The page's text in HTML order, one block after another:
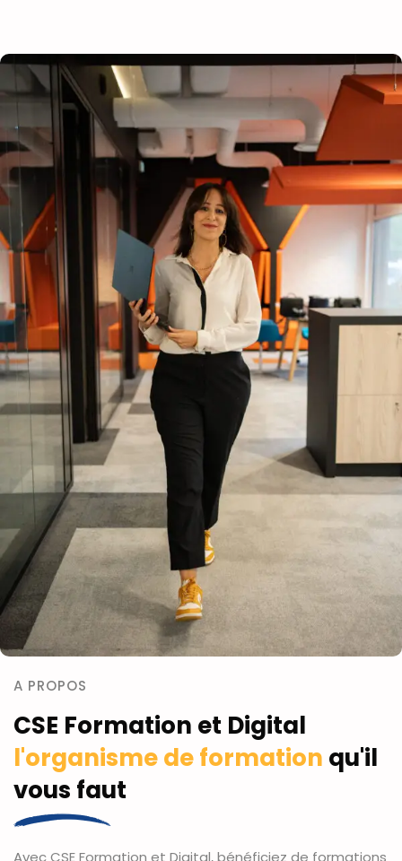
A PROPOS
CSE Formation et Digital
l'organisme de formation qu'il
vous faut
Avec CSE Formation et Digital, bénéficiez de formations